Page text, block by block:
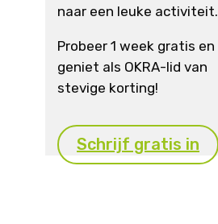
naar een leuke activiteit.
Probeer 1 week gratis en
geniet als OKRA-lid van
stevige korting!
Schrijf gratis in